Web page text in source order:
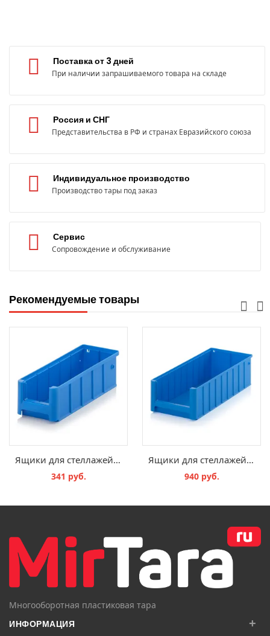
Поставка от 3 дней
При наличии запрашиваемого товара на складе
Россия и СНГ
Представительства в РФ и странах Евразийского союза
Индивидуальное производство
Производство тары под заказ
Сервис
Сопровождение и обслуживание
Рекомендуемые товары
Ящики для стеллажей и технологических потоков RK 3109
341 руб.
Ящики для стеллажей и технологических потоков RK 5214
940 руб.
Многооборотная пластиковая тара
ИНФОРМАЦИЯ
+